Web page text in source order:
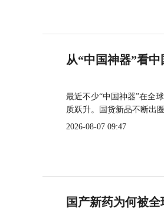
从“中国神器”看
最近不少“中国神器”在全
质跃升。国货新品不断出
2026-08-07 09:47
国产新药为何被全